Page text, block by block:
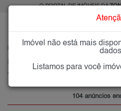
O PORTAL DE IMÓVEIS DA
VILA
Imóveis à Venda na Vila Bertioga,
Vila Bertioga, Zona Leste
104 anúncios
Imóvel não está mais
Listamos para você